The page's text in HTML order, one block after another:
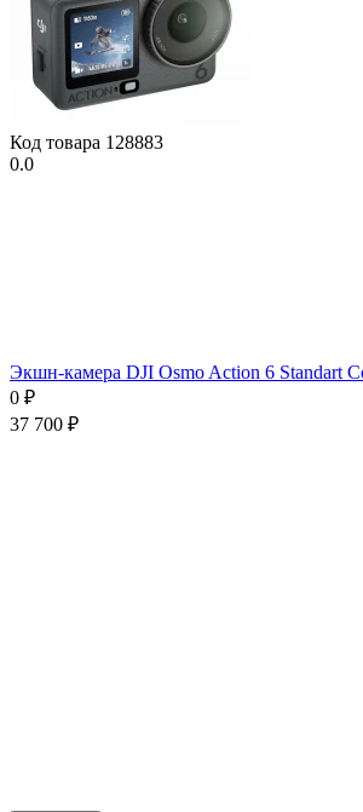
Код товара 128883
0.0
Экшн-камера DJI Osmo Action 6 Standart
0 ₽
37 700 ₽